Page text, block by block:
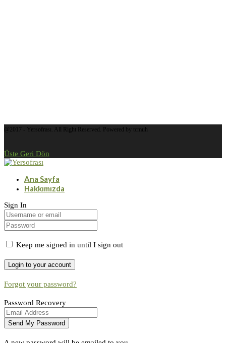
@2017 - Yersofrası. All Right Reserved. Powered by tcmuh
Üste Geri Dön
Ana Sayfa
Hakkımızda
Sign In
Keep me signed in until I sign out
Forgot your password?
Password Recovery